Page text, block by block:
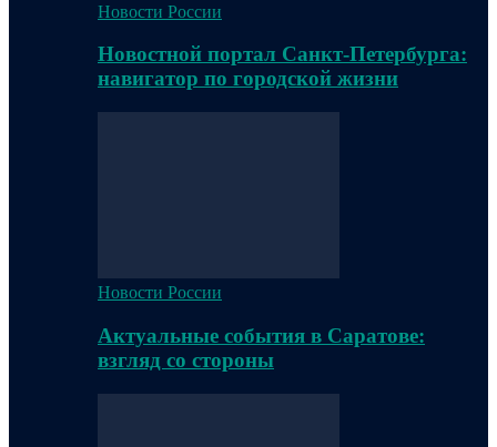
Новости России
Новостной портал Санкт-Петербурга:
навигатор по городской жизни
Новости России
Актуальные события в Саратове:
взгляд со стороны